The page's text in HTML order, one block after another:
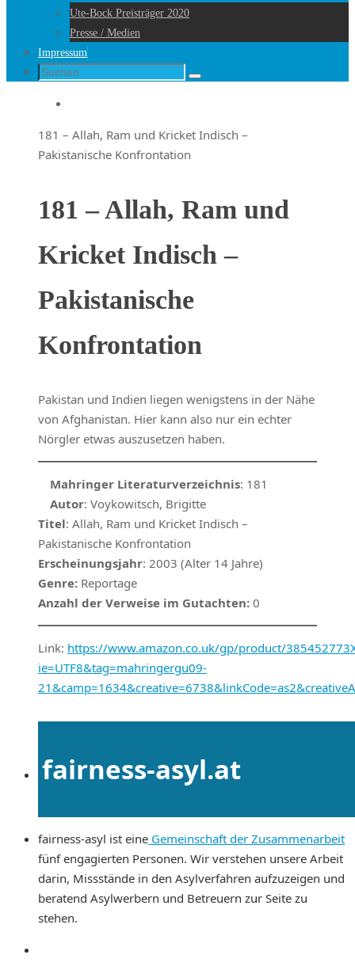
Ute-Bock Preisträger 2020
Presse / Medien
Impressum
Suche
Suchen
Startseite
181 – Allah, Ram und Kricket Indisch –
Pakistanische Konfrontation
181 – Allah, Ram und
Kricket Indisch –
Pakistanische
Konfrontation
Pakistan und Indien liegen wenigstens in der Nähe
von Afghanistan. Hier kann also nur ein echter
Nörgler etwas auszusetzen haben.
Mahringer Literaturverzeichnis: 181
Autor: Voykowitsch, Brigitte
Titel: Allah, Ram und Kricket Indisch –
Pakistanische Konfrontation
Erscheinungsjahr: 2003 (Alter 14 Jahre)
Genre: Reportage
Anzahl der Verweise im Gutachten: 0
Link: https://www.amazon.co.uk/gp/product/
ie=UTF8&tag=mahringergu09-
fairness-asyl.at
fairness-asyl ist eine Gemeinschaft der Zusammenarbeit
fünf engagierten Personen. Wir verstehen unsere Arbeit
darin, Missstände in den Asylverfahren aufzuzeigen und
beratend Asylwerbern und Betreuern zur Seite zu
stehen.